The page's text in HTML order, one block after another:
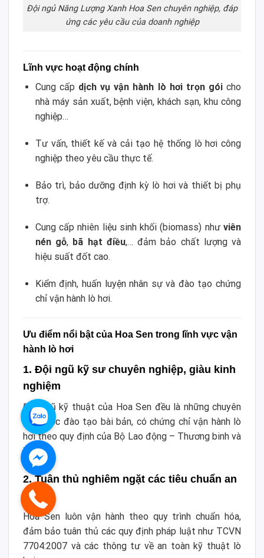
Đội ngủ Năng Lượng Xanh Hoa Sen chuyên nghiệp, đáp
ứng các yêu cầu của doanh nghiệp
Lĩnh vực hoạt động chính
Cung cấp dịch vụ vận hành lò hơi trọn góicho
nhà máy sản xuất, bệnh viện, khách sạn, khu công
nghiệp…
Tư vấn, thiết kế và cải tạo hệ thống lò hơi công
nghiệp theo yêu cầu thực tế.
Bảo trì, bảo dưỡng định kỳ lò hơi và thiết bị phụ
trợ.
Cung cấp nhiên liệu sinh khối (biomass) như viên
nén gỗ, bã hạt điều,… đảm bảo chất lượng và
hiệu suất đốt cao.
Kiểm định, huấn luyện nhân sự và đào tạo chứng
chỉ vận hành lò hơi.
Ưu điểm nổi bật của Hoa Sen trong lĩnh vực vận
hành lò hơi
1. Đội ngũ kỹ sư chuyên nghiệp, giàu kinh
nghiệm
Đội ngũ kỹ thuật của Hoa Sen đều là những chuyên
gia được đào tạo bài bản, có chứng chỉ vận hành lò
hơi theo quy định của Bộ Lao động – Thương binh và
Xã hội.
2. Tuân thủ nghiêm ngặt các tiêu chuẩn an
toàn
Hoa Sen luôn vận hành theo quy trình chuẩn hóa,
đảm bảo tuân thủ các quy định pháp luật như TCVN
7704:2007 và các thông tư về an toàn kỹ thuật lò